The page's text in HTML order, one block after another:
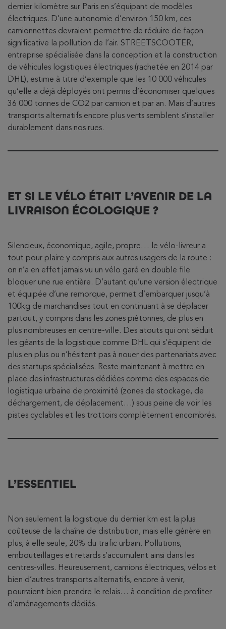
dernier kilomètre sur Paris en s’équipant de modèles
électriques. D’une autonomie d’environ 150 km, ces
camionnettes devraient permettre de réduire de façon
significative la pollution de l’air. STREETSCOOTER,
entreprise spécialisée dans la conception et la construction
de véhicules logistiques électriques (rachetée en 2014 par
DHL), estime à titre d’exemple que les 10 000 véhicules
qu’elle a déjà déployés ont permis d’économiser quelques
36 000 tonnes de CO2 par camion et par an. Mais d’autres
transports alternatifs encore plus verts semblent s’installer
durablement dans nos rues.
ET SI LE VÉLO ÉTAIT L’AVENIR DE LA
LIVRAISON ÉCOLOGIQUE ?
Silencieux, économique, agile, propre… le vélo-livreur a
tout pour plaire y compris aux autres usagers de la route :
on n’a en effet jamais vu un vélo garé en double file
bloquer une rue entière. D’autant qu’une version électrique
et équipée d’une remorque, permet d’embarquer jusqu’à
100kg de marchandises tout en continuant à se déplacer
partout, y compris dans les zones piétonnes, de plus en
plus nombreuses en centre-ville. Des atouts qui ont séduit
les géants de la logistique comme DHL qui s’équipent de
plus en plus ou n’hésitent pas à nouer des partenariats avec
des startups spécialisées. Reste maintenant à mettre en
place des infrastructures dédiées comme des espaces de
logistique urbaine de proximité (zones de stockage, de
déchargement, de déplacement…) sous peine de voir les
pistes cyclables et les trottoirs complètement encombrés.
L’ESSENTIEL
Non seulement la logistique du dernier km est la plus
coûteuse de la chaîne de distribution, mais elle génère en
plus, à elle seule, 20% du trafic urbain. Pollutions,
embouteillages et retards s’accumulent ainsi dans les
centres-villes. Heureusement, camions électriques, vélos et
bien d’autres transports alternatifs, encore à venir,
pourraient bien prendre le relais… à condition de profiter
d’aménagements dédiés.